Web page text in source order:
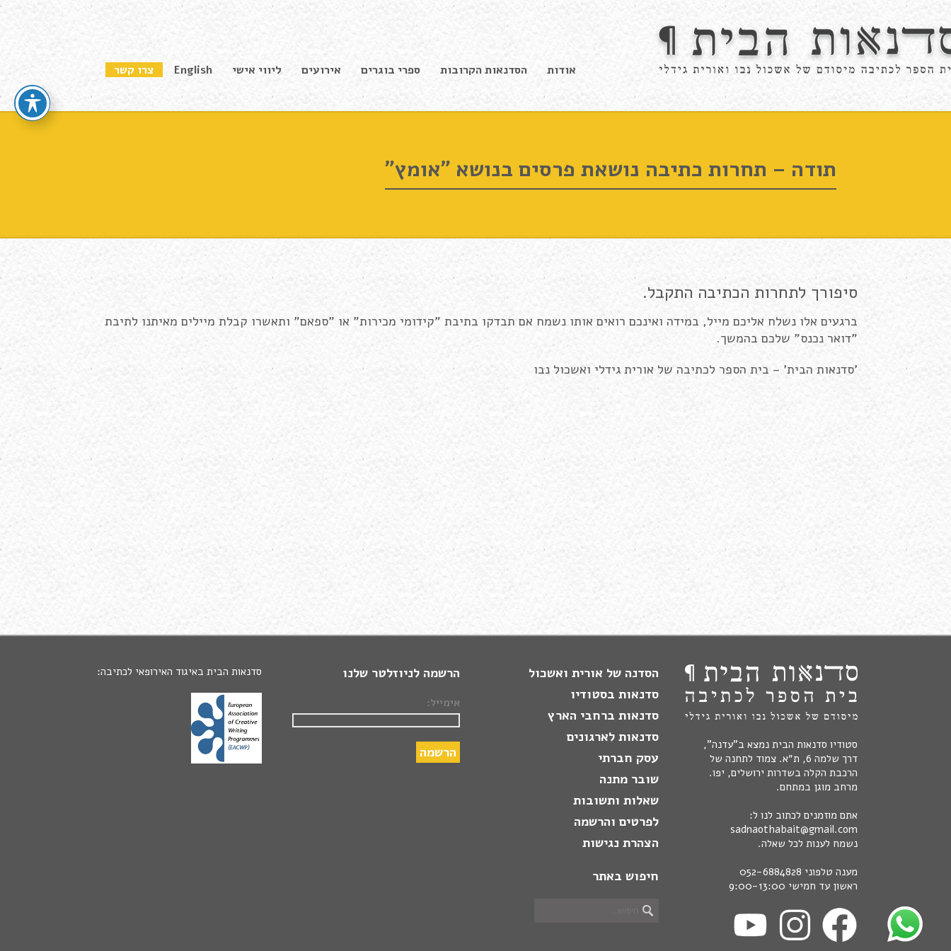
אודות הסדנאות הקרובות ספרי בוגרים אירועים ליווי אישי English צרו קשר
תודה – תחרות כתיבה נושאת פרסים בנושא "אומץ"
סיפורך לתחרות הכתיבה התקבל.
ברגעים אלו נשלח אליכם מייל, במידה ואינכם רואים אותו נשמח אם תבדקו בתיבת "קידומי מכירות" או "ספאם" ותאשרו קבלת מיילים מאיתנו לתיבת
"דואר נכנס" שלכם בהמשך.
’סדנאות הבית' – בית הספר לכתיבה של אורית גידלי ואשכול נבו
סדנאות הבית באיגוד האירופאי לכתיבה: הרשמה לניוזלטר שלנו
אימייל:
הסדנה של אורית ואשכול
סדנאות בסטודיו
סדנאות ברחבי הארץ
סדנאות לארגונים
עסק חברתי
שובר מתנה
שאלות ותשובות
לפרטים והרשמה
הצהרת נגישות
חיפוש באתר
סטודיו סדנאות הבית נמצא ב"עדנה",
דרך שלמה 6, ת״א. צמוד לתחנה של
הרכבת הקלה בשדרות ירושלים, יפו.
מרחב מוגן במתחם.
אתם מוזמנים לכתוב לנו ל:
sadnaothabait@gmail.com
נשמח לענות לכל שאלה.
מענה טלפוני 052-6884828
ראשון עד חמישי 9:00-13:00